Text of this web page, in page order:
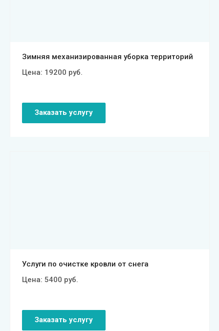
Зимняя механизированная уборка территорий
Цена: 19200 руб.
Заказать услугу
Услуги по очистке кровли от снега
Цена: 5400 руб.
Заказать услугу